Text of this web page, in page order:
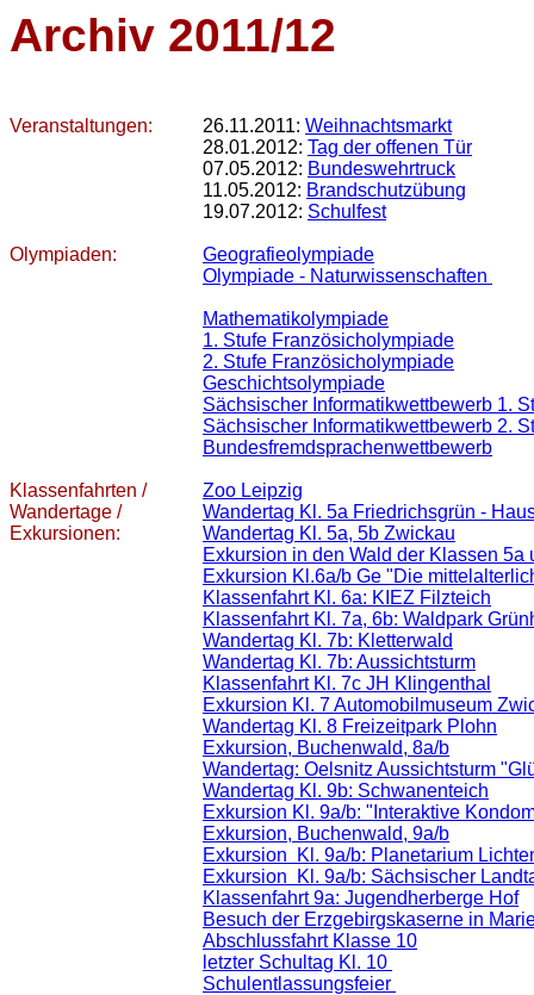
Archiv 2011/12
Veranstaltungen: 26.11.2011: Weihnachtsmarkt
28.01.2012: Tag der offenen Tür
07.05.2012: Bundeswehrtruck
11.05.2012: Brandschutzübung
19.07.2012: Schulfest
Olympiaden:
Geografieolympiade
Olympiade - Naturwissenschaften
Mathematikolympiade
1. Stufe Französicholympiade
2. Stufe Französicholympiade
Geschichtsolympiade
Sächsischer Informatikwettbewerb 1.
Sächsischer Informatikwettbewerb 2.
Bundesfremdsprachenwettbewerb
Klassenfahrten /
Wandertage /
Exkursionen:
Zoo Leipzig
Wandertag Kl. 5a Friedrichsgrün -
Wandertag Kl. 5a, 5b Zwickau
Exkursion in den Wald der Klassen 5a
Exkursion Kl.6a/b Ge "Die
Klassenfahrt Kl. 6a: KIEZ Filzteich
Klassenfahrt Kl. 7a, 6b: Waldpark
Wandertag Kl. 7b: Kletterwald
Wandertag Kl. 7b: Aussichtsturm
Klassenfahrt Kl. 7c JH Klingenthal
Exkursion Kl. 7 Automobilmuseum
Wandertag Kl. 8 Freizeitpark Plohn
Exkursion, Buchenwald, 8a/b
Wandertag: Oelsnitz Aussichtsturm
Wandertag Kl. 9b: Schwanenteich
Exkursion Kl. 9a/b: "Interaktive
Exkursion, Buchenwald, 9a/b
Exkursion Kl. 9a/b: Planetarium
Exkursion Kl. 9a/b: Sächsischer
Klassenfahrt 9a: Jugendherberge Hof
Besuch der Erzgebirgskaserne in
Abschlussfahrt Klasse 10
letzter Schultag Kl. 10
Schulentlassungsfeier